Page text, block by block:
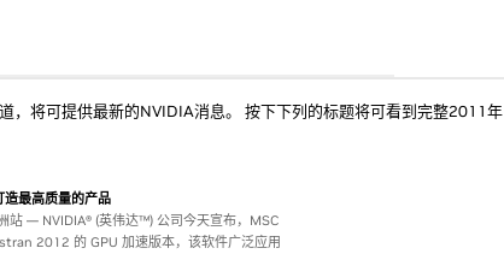
，将可提供最新的NVIDIA消息。 按下下列的标题将可看到完整2011年
造最高质量的产品
— NVIDIA® (英伟达™) 公司今天宣布，MSC
2012 的 GPU 加速版本，该软件广泛应用